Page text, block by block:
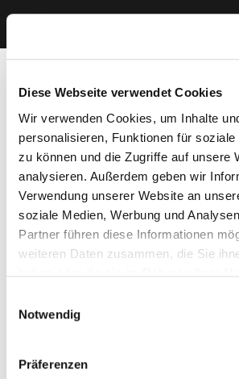
Diese Webseite verwendet Cookies
Wir verwenden Cookies, um Inhalte
personalisieren, Funktionen für soziale
zu können und die Zugriffe auf unsere
analysieren. Außerdem geben wir
Verwendung unserer Website an
soziale Medien, Werbung und
Partner führen diese Informationen
weiteren Daten zusammen, die Sie
Cookies, wenn Sie unsere Webseite
Notwendig
Präferenzen